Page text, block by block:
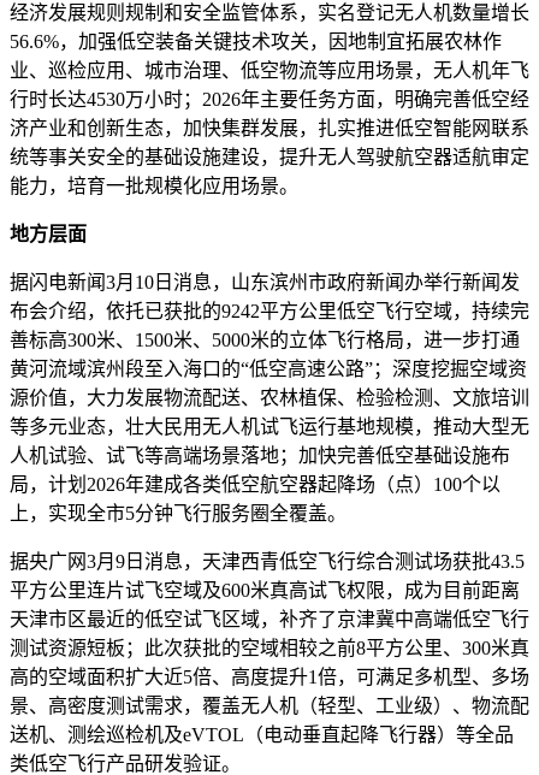
经济发展规则规制和安全监管体系，实名登记无人机数量增长
56.6%，加强低空装备关键技术攻关，因地制宜拓展农林作
业、巡检应用、城市治理、低空物流等应用场景，无人机年飞
行时长达4530万小时；2026年主要任务方面，明确完善低空经
济产业和创新生态，加快集群发展，扎实推进低空智能网联系
统等事关安全的基础设施建设，提升无人驾驶航空器适航审定
能力，培育一批规模化应用场景。
地方层面
据闪电新闻3月10日消息，山东滨州市政府新闻办举行新闻发
布会介绍，依托已获批的9242平方公里低空飞行空域，持续完
善标高300米、1500米、5000米的立体飞行格局，进一步打通
黄河流域滨州段至入海口的“低空高速公路”；深度挖掘空域资
源价值，大力发展物流配送、农林植保、检验检测、文旅培训
等多元业态，壮大民用无人机试飞运行基地规模，推动大型无
人机试验、试飞等高端场景落地；加快完善低空基础设施布
局，计划2026年建成各类低空航空器起降场（点）100个以
上，实现全市5分钟飞行服务圈全覆盖。
据央广网3月9日消息，天津西青低空飞行综合测试场获批43.5
平方公里连片试飞空域及600米真高试飞权限，成为目前距离
天津市区最近的低空试飞区域，补齐了京津冀中高端低空飞行
测试资源短板；此次获批的空域相较之前8平方公里、300米真
高的空域面积扩大近5倍、高度提升1倍，可满足多机型、多场
景、高密度测试需求，覆盖无人机（轻型、工业级）、物流配
送机、测绘巡检机及eVTOL（电动垂直起降飞行器）等全品
类低空飞行产品研发验证。